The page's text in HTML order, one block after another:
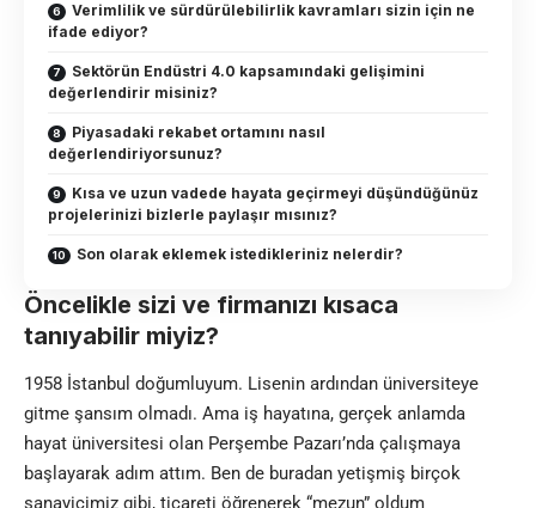
Verimlilik ve sürdürülebilirlik kavramları sizin için ne
ifade ediyor?
Sektörün Endüstri 4.0 kapsamındaki gelişimini
değerlendirir misiniz?
Piyasadaki rekabet ortamını nasıl
değerlendiriyorsunuz?
Kısa ve uzun vadede hayata geçirmeyi düşündüğünüz
projelerinizi bizlerle paylaşır mısınız?
Son olarak eklemek istedikleriniz nelerdir?
Öncelikle sizi ve firmanızı kısaca
tanıyabilir miyiz?
1958 İstanbul doğumluyum. Lisenin ardından üniversiteye
gitme şansım olmadı. Ama iş hayatına, gerçek anlamda
hayat üniversitesi olan Perşembe Pazarı’nda çalışmaya
başlayarak adım attım. Ben de buradan yetişmiş birçok
sanayicimiz gibi, ticareti öğrenerek “mezun” oldum